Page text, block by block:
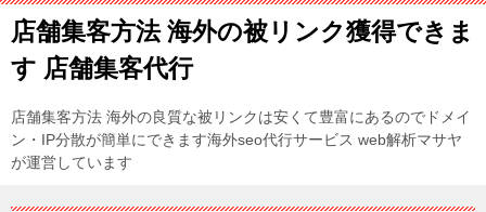
店舗集客方法 海外の被リンク獲得できま
す 店舗集客代行
店舗集客方法 海外の良質な被リンクは安くて豊富にあるのでドメイ
ン・IP分散が簡単にできます海外seo代行サービス web解析マサヤ
が運営しています